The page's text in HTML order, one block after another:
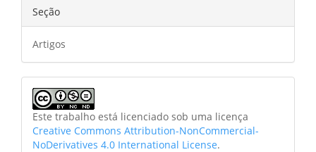
Seção
Artigos
Este trabalho está licenciado sob uma licença
Creative Commons Attribution-NonCommercial-
NoDerivatives 4.0 International License.